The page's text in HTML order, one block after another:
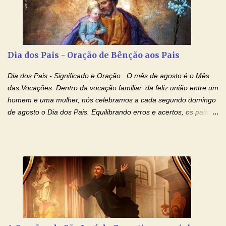
Não desista, Jesus irá curar todas suas feridas, Creia! Adriana-
Devoção e Fé Oração de Libertação das Drogas (São Miguel
Arcanjo) "Senhor, Pai Eterno, em Nome de Teu Filho Jesus,
se encontram encarcerados em um vício, escravos de alguma
droga. Senhor, Pai Poderoso e cheio de Misericórdia, na
autoridade do Nome de Jesus libertai da escravidão do vício das
drogas, c...
Dia dos Pais - Oração de Bênção aos Pais
Dia dos Pais - Significado e Oração O mês de agosto é o Mês
das Vocações. Dentro da vocação familiar, da feliz união entre um
homem e uma mulher, nós celebramos a cada segundo domingo
de agosto o Dia dos Pais. Equilibrando erros e acertos, os pais
conforto, boa alimentação, educação de qualidade. E, em geral,
procuram orientá-los para que enfrentem o mundo, com suas
alegrias, com seus dissabores. Acompanham-nos em suas
vitórias, em seus fracassos, em suas lutas. É claro que há
exceções, mas essas exceções só confirmam uma regra porque